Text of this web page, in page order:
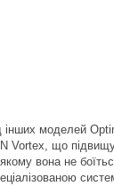
моделей
що
вона не